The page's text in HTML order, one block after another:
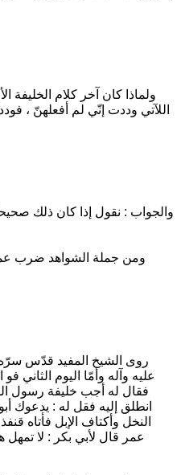
ولماذا كان آخر كلام
اللآتي وددت إنّي لم أفعلهنّ ،
والجواب : نقول إذا كان ذلك
ومن جملة الشواهد ضرب عمر
روى الشيخ المفيد قدّس سرّه
عليه وآله وأمّا اليوم
فقال له أجب خليفة رسول
انطلق إليه فقل له : يدعوك
النخل وأكتاف الإبل فأتاه
عمر قال لأبي بكر : لا تمهل